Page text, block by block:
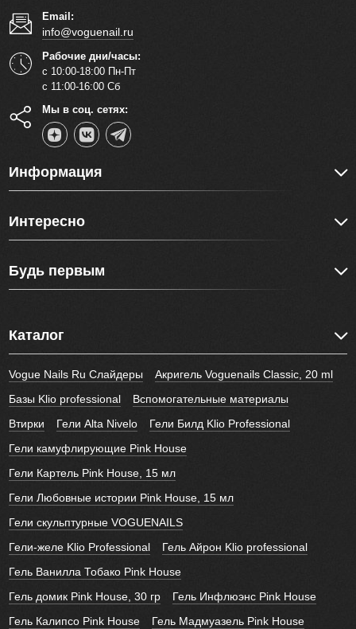
Email:
info@voguenail.ru
Рабочие дни/часы:
с 10:00-18:00 Пн-Пт
с 11:00-16:00 Сб
Мы в соц. сетях:
Информация
Интересно
Будь первым
Каталог
Vogue Nails Ru Слайдеры
Акригель Voguenails Classic, 20 ml
Базы Klio professional
Вспомогательные материалы
Втирки
Гели Alta Nivelo
Гели Билд Klio Professional
Гели камуфлирующие Pink House
Гели Картель Pink House, 15 мл
Гели Любовные истории Pink House, 15 мл
Гели скульптурные VOGUENAILS
Гели-желе Klio Professional
Гель Айрон Klio professional
Гель Ванилла Тобако Pink House
Гель домик Pink House, 30 гр
Гель Инфлюэнс Pink House
Гель Калипсо Pink House
Гель Мадмуазель Pink House